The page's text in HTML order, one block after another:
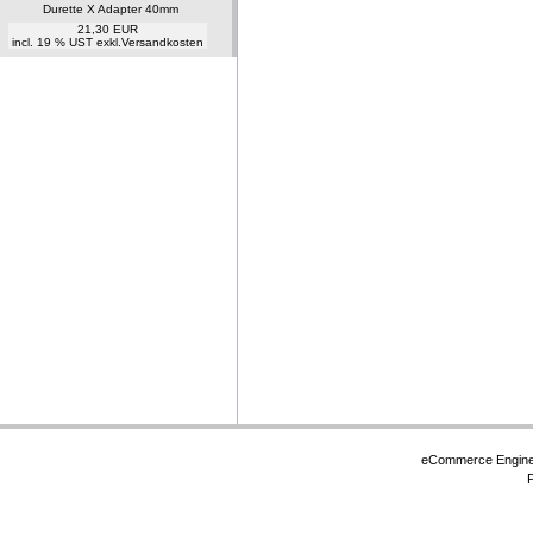
Durette X Adapter 40mm
21,30 EUR
incl. 19 % UST exkl. Versandkosten
eCommerce